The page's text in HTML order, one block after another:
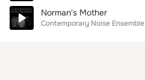
Norman's Mother
Contemporary Noise Ensemble